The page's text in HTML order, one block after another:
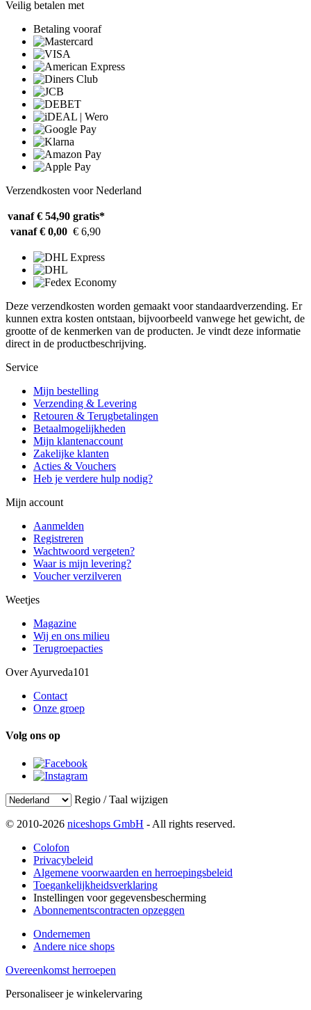
Veilig betalen met
Betaling vooraf
Verzendkosten voor Nederland
vanaf € 54,90 gratis*
vanaf € 0,00 € 6,90
Deze verzendkosten worden gemaakt voor standaardverzending. Er
kunnen extra kosten ontstaan, bijvoorbeeld vanwege het gewicht, de
grootte of de kenmerken van de producten. Je vindt deze informatie
direct in de productbeschrijving.
Service
Mijn bestelling
Verzending & Levering
Retouren & Terugbetalingen
Betaalmogelijkheden
Mijn klantenaccount
Zakelijke klanten
Acties & Vouchers
Heb je verdere hulp nodig?
Mijn account
Aanmelden
Registreren
Wachtwoord vergeten?
Waar is mijn levering?
Voucher verzilveren
Weetjes
Magazine
Wij en ons milieu
Terugroepacties
Over Ayurveda101
Contact
Onze groep
Volg ons op
Regio / Taal wijzigen
© 2010-2026 niceshops GmbH - All rights reserved.
Colofon
Privacybeleid
Algemene voorwaarden en herroepingsbeleid
Toegankelijkheidsverklaring
Instellingen voor gegevensbescherming
Abonnementscontracten opzeggen
Ondernemen
Andere nice shops
Overeenkomst herroepen
Personaliseer je winkelervaring